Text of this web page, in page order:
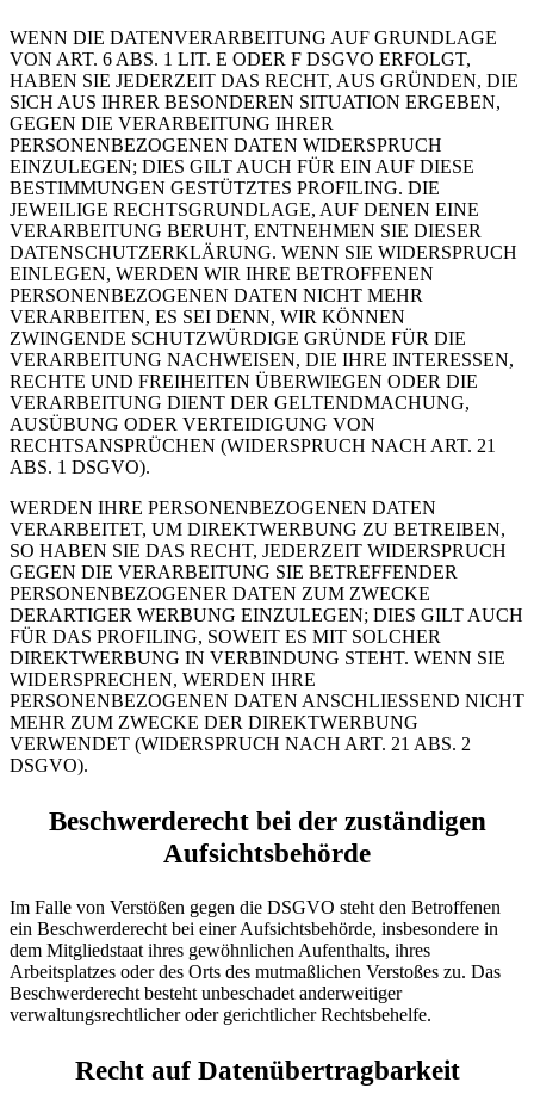
WENN DIE DATENVERARBEITUNG AUF GRUNDLAGE
VON ART. 6 ABS. 1 LIT. E ODER F DSGVO ERFOLGT,
HABEN SIE JEDERZEIT DAS RECHT, AUS GRÜNDEN, DIE
SICH AUS IHRER BESONDEREN SITUATION ERGEBEN,
GEGEN DIE VERARBEITUNG IHRER
PERSONENBEZOGENEN DATEN WIDERSPRUCH
EINZULEGEN; DIES GILT AUCH FÜR EIN AUF DIESE
BESTIMMUNGEN GESTÜTZTES PROFILING. DIE
JEWEILIGE RECHTSGRUNDLAGE, AUF DENEN EINE
VERARBEITUNG BERUHT, ENTNEHMEN SIE DIESER
DATENSCHUTZERKLÄRUNG. WENN SIE WIDERSPRUCH
EINLEGEN, WERDEN WIR IHRE BETROFFENEN
PERSONENBEZOGENEN DATEN NICHT MEHR
VERARBEITEN, ES SEI DENN, WIR KÖNNEN
ZWINGENDE SCHUTZWÜRDIGE GRÜNDE FÜR DIE
VERARBEITUNG NACHWEISEN, DIE IHRE INTERESSEN,
RECHTE UND FREIHEITEN ÜBERWIEGEN ODER DIE
VERARBEITUNG DIENT DER GELTENDMACHUNG,
AUSÜBUNG ODER VERTEIDIGUNG VON
RECHTSANSPRÜCHEN (WIDERSPRUCH NACH ART. 21
ABS. 1 DSGVO).
WERDEN IHRE PERSONENBEZOGENEN DATEN
VERARBEITET, UM DIREKTWERBUNG ZU BETREIBEN,
SO HABEN SIE DAS RECHT, JEDERZEIT WIDERSPRUCH
GEGEN DIE VERARBEITUNG SIE BETREFFENDER
PERSONENBEZOGENER DATEN ZUM ZWECKE
DERARTIGER WERBUNG EINZULEGEN; DIES GILT AUCH
FÜR DAS PROFILING, SOWEIT ES MIT SOLCHER
DIREKTWERBUNG IN VERBINDUNG STEHT. WENN SIE
WIDERSPRECHEN, WERDEN IHRE
PERSONENBEZOGENEN DATEN ANSCHLIESSEND NICHT
MEHR ZUM ZWECKE DER DIREKTWERBUNG
VERWENDET (WIDERSPRUCH NACH ART. 21 ABS. 2
DSGVO).
Beschwerde­recht bei der zuständigen
Aufsichts­behörde
Im Falle von Verstößen gegen die DSGVO steht den Betroffenen
ein Beschwerderecht bei einer Aufsichtsbehörde, insbesondere in
dem Mitgliedstaat ihres gewöhnlichen Aufenthalts, ihres
Arbeitsplatzes oder des Orts des mutmaßlichen Verstoßes zu. Das
Beschwerderecht besteht unbeschadet anderweitiger
verwaltungsrechtlicher oder gerichtlicher Rechtsbehelfe.
Recht auf Daten­übertrag­barkeit